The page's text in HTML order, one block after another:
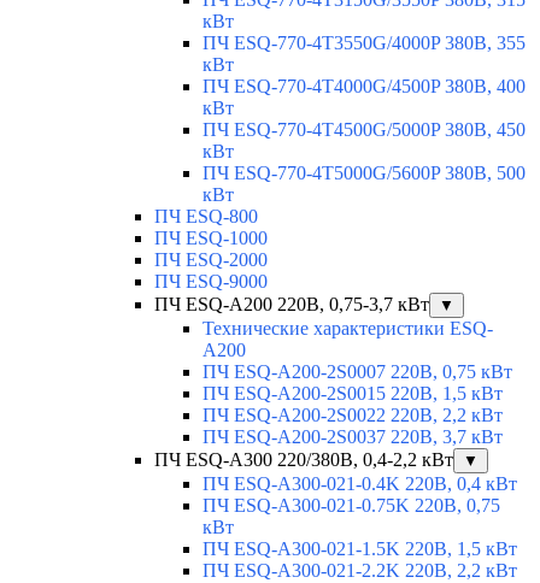
кВт
ПЧ ESQ-770-4T3550G/4000P 380В, 355
кВт
ПЧ ESQ-770-4T4000G/4500P 380В, 400
кВт
ПЧ ESQ-770-4T4500G/5000P 380В, 450
кВт
ПЧ ESQ-770-4T5000G/5600P 380В, 500
кВт
ПЧ ESQ-800
ПЧ ESQ-1000
ПЧ ESQ-2000
ПЧ ESQ-9000
ПЧ ESQ-A200 220В, 0,75-3,7 кВт
▼
Технические характеристики ESQ-
A200
ПЧ ESQ-A200-2S0007 220В, 0,75 кВт
ПЧ ESQ-A200-2S0015 220В, 1,5 кВт
ПЧ ESQ-A200-2S0022 220В, 2,2 кВт
ПЧ ESQ-A200-2S0037 220В, 3,7 кВт
ПЧ ESQ-A300 220/380В, 0,4-2,2 кВт
▼
ПЧ ESQ-A300-021-0.4K 220В, 0,4 кВт
ПЧ ESQ-A300-021-0.75K 220В, 0,75
кВт
ПЧ ESQ-A300-021-1.5K 220В, 1,5 кВт
ПЧ ESQ-A300-021-2.2K 220В, 2,2 кВт